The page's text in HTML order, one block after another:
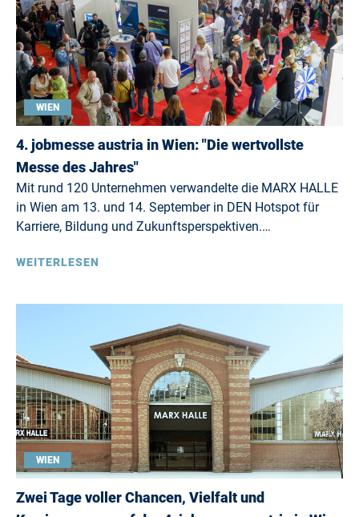
WIEN
4. jobmesse austria in Wien: "Die wertvollste
Messe des Jahres"
Mit rund 120 Unternehmen verwandelte die MARX HALLE
in Wien am 13. und 14. September in DEN Hotspot für
Karriere, Bildung und Zukunftsperspektiven.…
WEITERLESEN
WIEN
Zwei Tage voller Chancen, Vielfalt und